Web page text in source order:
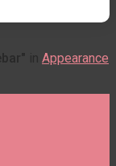
Appearance